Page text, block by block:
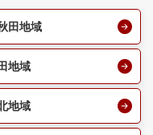
田地域
地域
地域